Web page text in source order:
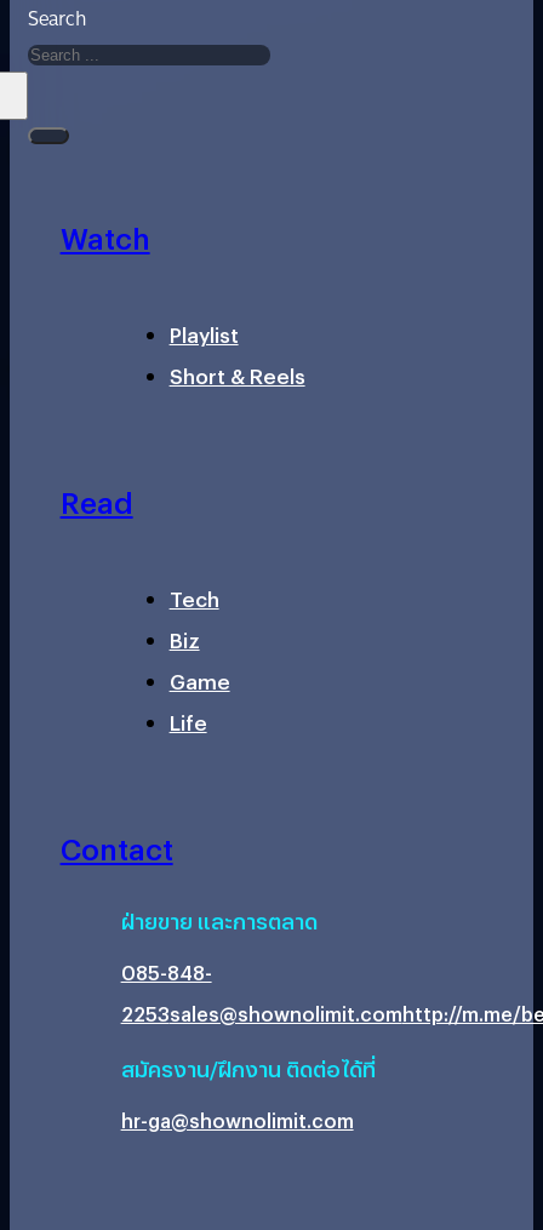
Search
Watch
Playlist
Short & Reels
Read
Tech
Biz
Game
Life
Contact
ฝ่ายขาย และการตลาด
085-848-
2253sales@shownolimit.comhttp://m.me/
สมัครงาน/ฝึกงาน ติดต่อได้ที่
hr-ga@shownolimit.com